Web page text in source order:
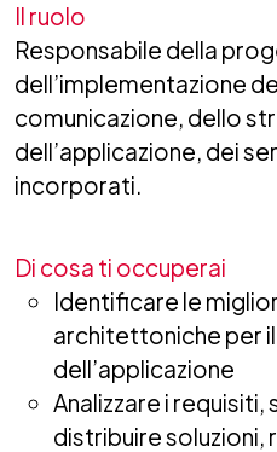
Il ruolo
Responsabile della
dell’implementazione
comunicazione, dello
dell’applicazione, dei
incorporati.
Di cosa ti occuperai
Identificare le
architettoniche per
dell’applicazione
Analizzare i
distribuire soluzioni,